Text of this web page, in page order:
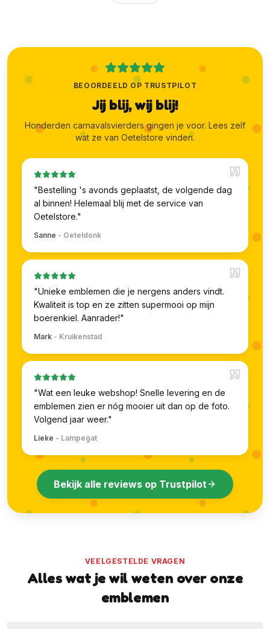
BEOORDEELD OP TRUSTPILOT
Jij blij, wij blij!
Honderden carnavalsvierders gingen je voor. Lees zelf
wat ze van Oetelstore vinden.
"Bestelling 's avonds geplaatst, de volgende dag
al binnen! Helemaal blij met de service van
Oetelstore."
Sanne - Oeteldonk
"Unieke emblemen die je nergens anders vindt.
Kwaliteit is top en ze zitten supermooi op mijn
boerenkiel. Aanrader!"
Mark - Kruikenstad
"Wat een leuke webshop! Snelle levering en de
emblemen zien er nóg mooier uit dan op de foto.
Volgend jaar weer."
Lieke - Lampegat
Bekijk alle reviews op Trustpilot
VEELGESTELDE VRAGEN
Alles wat je wil weten over onze
emblemen